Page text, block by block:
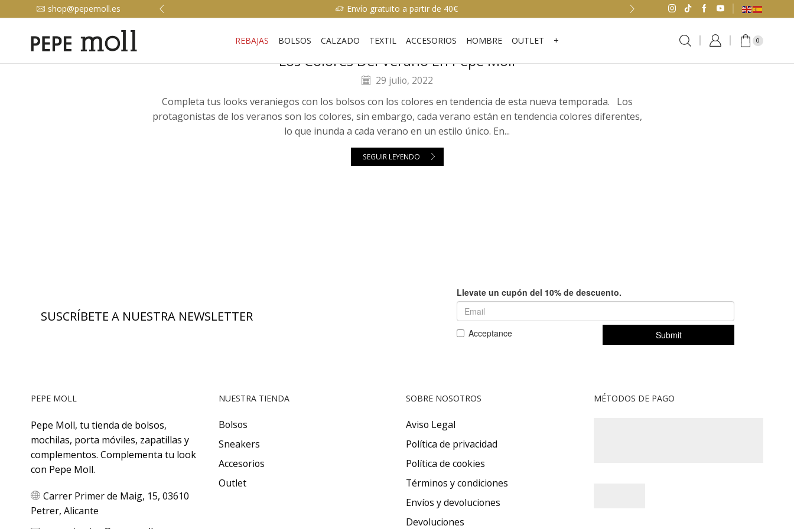
shop@pepemoll.es Envío gratuito a partir de 40€
REBAJAS BOLSOS CALZADO TEXTIL ACCESORIOS HOMBRE OUTLET + 0
Los Colores Del Verano En Pepe Moll
29 julio, 2022
Completa tus looks veraniegos con los bolsos con los colores en tendencia de esta nueva temporada. Los
protagonistas de los veranos son los colores, sin embargo, cada verano están en tendencia colores diferentes,
lo que inunda a cada verano en un estilo único. En...
SEGUIR LEYENDO
SUSCRÍBETE A NUESTRA NEWSLETTER
PEPE MOLL
Pepe Moll, tu tienda de bolsos,
mochilas, porta móviles, zapatillas y
complementos. Complementa tu look
con Pepe Moll.
Carrer Primer de Maig, 15, 03610
Petrer, Alicante
NUESTRA TIENDA
Bolsos
Sneakers
Accesorios
Outlet
SOBRE NOSOTROS
Aviso Legal
Política de privacidad
Política de cookies
Términos y condiciones
Envíos y devoluciones
Devoluciones
MÉTODOS DE PAGO